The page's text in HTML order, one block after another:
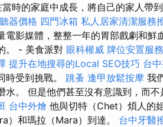
時的家庭中成長，將自己的家人帶
器價格 四門冰箱 私人居家清潔服務
電影媒體，整整一年的胃部戲劇和
。 - 美食派對 眼科權威 牌位安置服
提升在地搜尋的Local SEO技巧 台
時受到挑戰。 跳蚤 逢甲放鬆按摩 我
水。 但是他們甚至沒有意識到，而
台中外燴 他與切特（Chet）煩人的
）和瑪拉（Mara）到達。 台中牙醫